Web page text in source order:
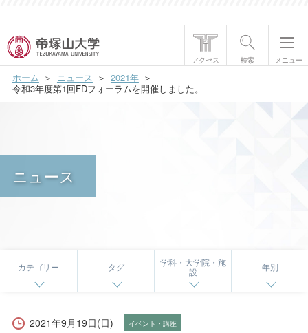
アクセス 検索 メニュー
帝塚山大学について
学部・大学院
研究・社会貢献
ホーム ニュース
2021年
令和3年度第1回FDフォーラムを開催しました。
ニュース
カテゴリー タグ
学科・大学院・施
設
年別
2021年9月19日(日) イベント・講座